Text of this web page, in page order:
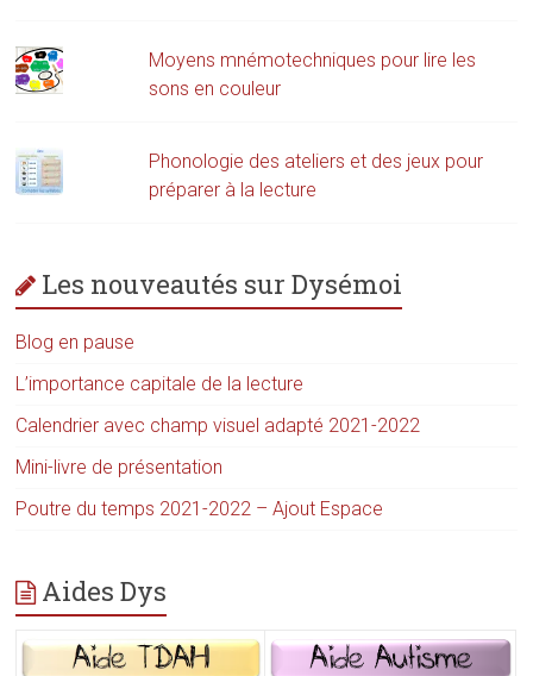
Moyens mnémotechniques pour lire les
sons en couleur
Phonologie des ateliers et des jeux pour
préparer à la lecture
Les nouveautés sur Dysémoi
Blog en pause
L’importance capitale de la lecture
Calendrier avec champ visuel adapté 2021-2022
Mini-livre de présentation
Poutre du temps 2021-2022 – Ajout Espace
Aides Dys